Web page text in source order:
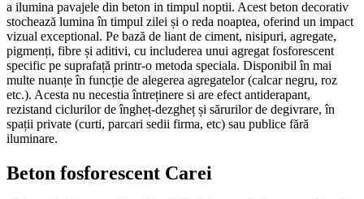
a ilumina pavajele din beton in timpul noptii. Acest beton decorativ
stochează lumina în timpul zilei și o reda noaptea, oferind un impact
vizual exceptional. Pe bază de liant de ciment, nisipuri, agregate,
pigmenți, fibre și aditivi, cu includerea unui agregat fosforescent
specific pe suprafață printr-o metoda speciala. Disponibil în mai
multe nuanțe în funcție de alegerea agregatelor (calcar negru, roz
etc.). Acesta nu necestia întreținere si are efect antiderapant,
rezistand ciclurilor de îngheț-dezgheț și sărurilor de degivrare, în
spații private (curti, parcari sedii firma, etc) sau publice fără
iluminare.
Beton fosforescent Carei